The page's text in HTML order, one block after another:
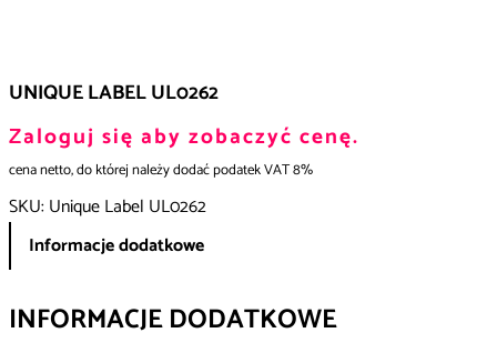
UNIQUE LABEL UL0262
Zaloguj się aby zobaczyć cenę.
cena netto, do której należy dodać podatek VAT 8%
SKU: Unique Label UL0262
Informacje dodatkowe
INFORMACJE DODATKOWE